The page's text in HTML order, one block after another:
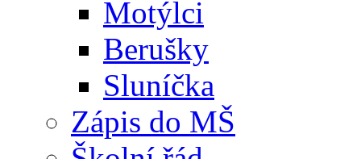
Motýlci
Berušky
Sluníčka
Zápis do MŠ